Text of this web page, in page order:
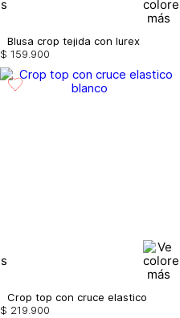
Blusa crop tejida con lurex
$ 159.900
Crop top con cruce elastico
$ 219 900